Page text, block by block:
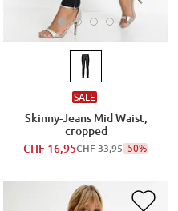
SALE
Skinny-Jeans Mid Waist,
cropped
CHF 16,95CHF 33,95-50%